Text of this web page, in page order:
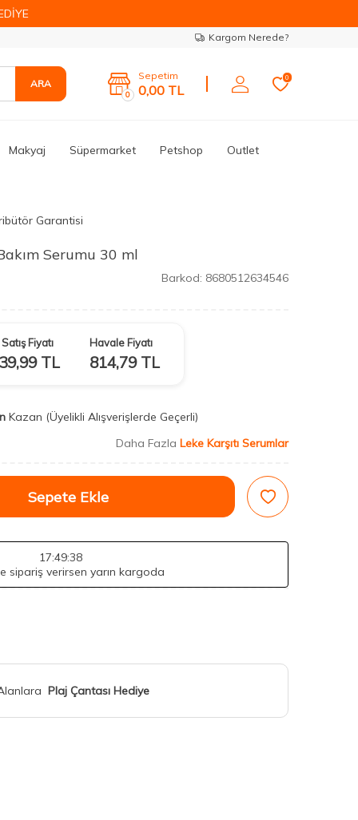
Kargom Nerede?
ARA
0
Sepetim
0,00 TL
0
Makyaj Süpermarket Petshop Outlet
Garantisi
Serumu 30 ml
Barkod: 8680512634546
Satış Fiyatı
TL
Havale Fiyatı
814,79TL
Kazan (Üyelikli Alışverişlerde Geçerli)
Daha Fazla Leke Karşıtı Serumlar
Sepete Ekle
17:49:37
sipariş verirsen yarın kargoda
Plaj Çantası Hediye